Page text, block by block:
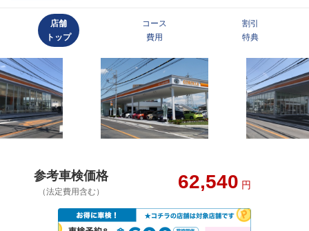
店舗
トップ
コース
費用
割引
特典
参考車検価格
（法定費用含む） 62,540 円